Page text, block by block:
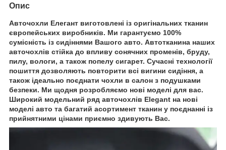
Опис
Авточохли Елегант виготовлені із оригінальних тканин
європейських виробників. Ми гарантуємо 100%
сумісність із сидіннями Вашого авто. Автотканина наших
авточохлів стійка до впливу сонячних променів, бруду,
пилу, вологи, а також попелу сигарет. Сучасні технології
пошиття дозволяють повторити всі вигини сидіння, а
також ідеально поєднати чохли в салон з подушками
безпеки. Ми щодня розробляємо нові моделі для вас.
Широкий модельний ряд авточохлів Elegant на нові
моделі авто та багатий асортимент тканин у поєднанні із
прийнятними цінами приємно здивують Вас.